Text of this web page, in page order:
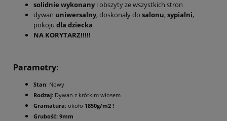
solidnie wykonanyi obszyty ze wszystkich stron
dywan uniwersalny, doskonały do salonu, sypialni,
pokoju dla dziecka
NA KORYTARZ!!!!!
Parametry:
Stan: Nowy
Rodzaj: Dywan z krótkim włosem
Gramatura: około 1850g/m2 !
Grubość: 9mm